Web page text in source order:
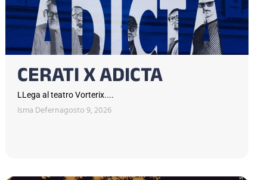
CERATI X ADICTA
LLega al teatro Vorterix....
Isma Defernagosto 9, 2026